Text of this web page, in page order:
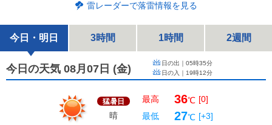
雷レーダーで落雷情報を見る
今日・明日 3時間 1時間 2週間
今日の天気 08月07日 (金) 日の出｜ 05時35分
日の入｜ 19時12分
猛暑日
晴
最高 36℃ [0]
最低
27℃ [+3]